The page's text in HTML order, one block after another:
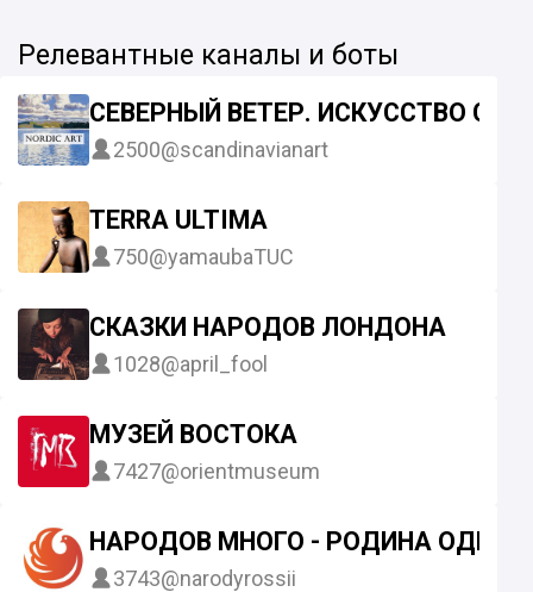
Релевантные каналы и боты
СЕВЕРНЫЙ ВЕТЕР. ИСКУССТВО
2500@scandinavianart
TERRA ULTIMA
750@yamaubaTUC
СКАЗКИ НАРОДОВ ЛОНДОНА
1028@april_fool
МУЗЕЙ ВОСТОКА
7427@orientmuseum
НАРОДОВ МНОГО - РОДИНА ОДНА
3743@narodyrossii